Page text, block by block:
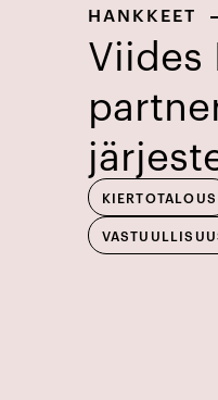
HANKKEET
Viides
KIERTOTALOUS